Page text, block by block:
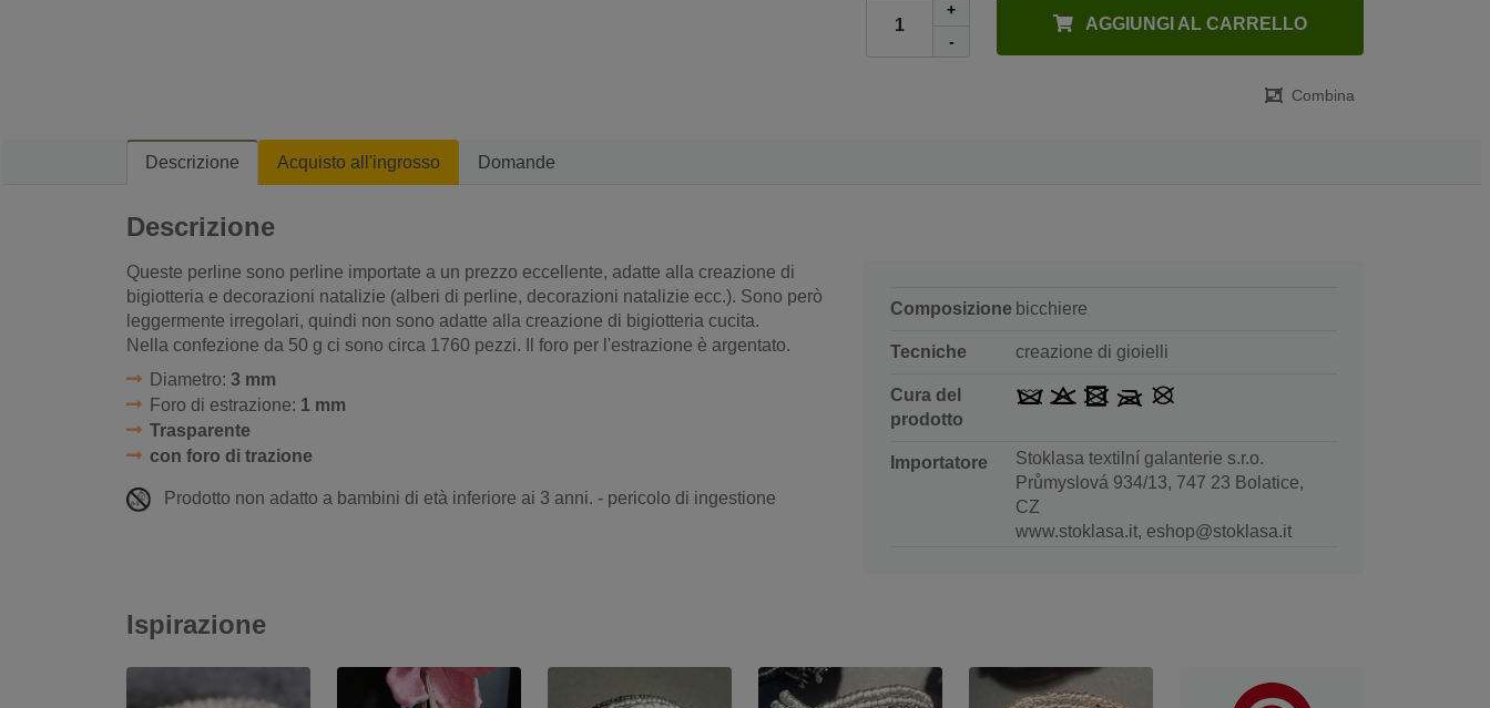
+
-
AGGIUNGI AL CARRELLO
Combina
Descrizione Acquisto all'ingrosso Domande
Descrizione
Queste perline sono perline importate a un prezzo eccellente, adatte alla creazione di
bigiotteria e decorazioni natalizie (alberi di perline, decorazioni natalizie ecc.). Sono però
leggermente irregolari, quindi non sono adatte alla creazione di bigiotteria cucita.
Nella confezione da 50 g ci sono circa 1760 pezzi. Il foro per l'estrazione è argentato.
Diametro: 3 mm
Foro di estrazione: 1 mm
Trasparente
con foro di trazione
Prodotto non adatto a bambini di età inferiore ai 3 anni. - pericolo di ingestione
Composizione bicchiere
Tecniche creazione di gioielli
Cura del
prodotto
Importatore
Stoklasa textilní galanterie s.r.o.
Průmyslová 934/13, 747 23 Bolatice,
CZ
www.stoklasa.it, eshop@stoklasa.it
Ispirazione